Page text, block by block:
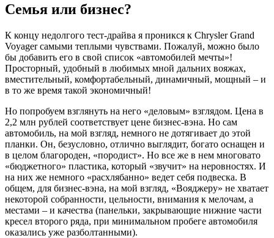
Семья или бизнес?
К концу недолгого тест-драйва я проникся к Chrysler Grand
Voyager самыми теплыми чувствами. Пожалуй, можно было
бы добавить его в свой список «автомобилей мечты»!
Просторный, удобный в любимых мной дальних вояжах,
вместительный, комфортабельный, динамичный, мощный – и
в то же время такой экономичный!
Но попробуем взглянуть на него «деловым» взглядом. Цена в
2,2 млн рублей соответствует цене бизнес-вэна. Но сам
автомобиль, на мой взгляд, немного не дотягивает до этой
планки. Он, безусловно, отлично выглядит, богато оснащен и
в целом благороден, «породист». Но все же в нем многовато
«бюджетного» пластика, который «звучит» на неровностях. И
на них же немного «расхлябанно» ведет себя подвеска. В
общем, для бизнес-вэна, на мой взгляд, «Вояджеру» не хватает
некоторой собранности, цельности, внимания к мелочам, а
местами – и качества (панельки, закрывающие нижние части
кресел второго ряда, при минимальном пробеге автомобиля
оказались уже разболтанными).